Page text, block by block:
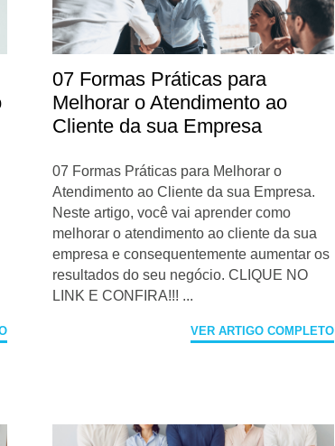
07 Formas Práticas para
Melhorar o Atendimento ao
Cliente da sua Empresa
07 Formas Práticas para Melhorar o
Atendimento ao Cliente da sua Empresa.
Neste artigo, você vai aprender como
melhorar o atendimento ao cliente da sua
empresa e consequentemente aumentar os
resultados do seu negócio. CLIQUE NO
LINK E CONFIRA!!! ...
VER ARTIGO COMPLETO